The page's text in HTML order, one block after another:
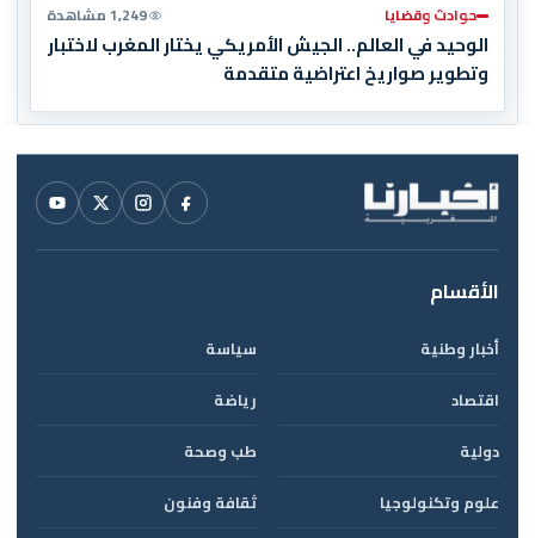
حوادث وقضايا 1,249 مشاهدة
الوحيد في العالم.. الجيش الأمريكي يختار المغرب لاختبار
وتطوير صواريخ اعتراضية متقدمة
الأقسام
أخبار وطنية
سياسة
اقتصاد
رياضة
دولية
طب وصحة
علوم وتكنولوجيا
ثقافة وفنون